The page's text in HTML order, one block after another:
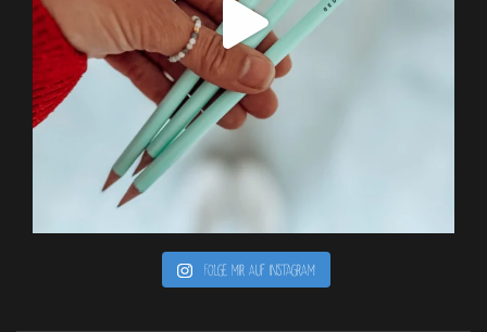
Folge mir auf Instagram